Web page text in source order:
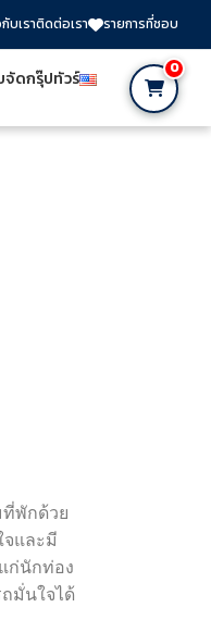
บเราติดต่อเรา รายการที่ชอบ
จัดกรุ๊ปทัวร์ 0
พักด้วย
จและมี
ก่นักท่อง
มั่นใจได้